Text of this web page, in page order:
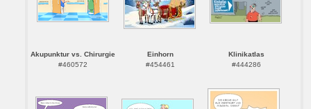
Akupunktur vs. Chirurgie
#460572
Einhorn
#454461
Klinikatlas
#444286